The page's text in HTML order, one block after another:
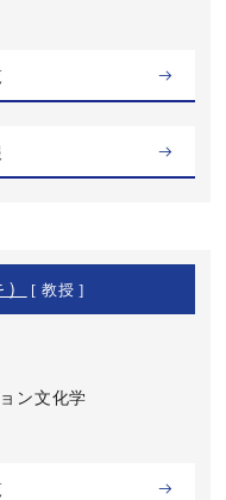
[ 教授 ]
ン文化学